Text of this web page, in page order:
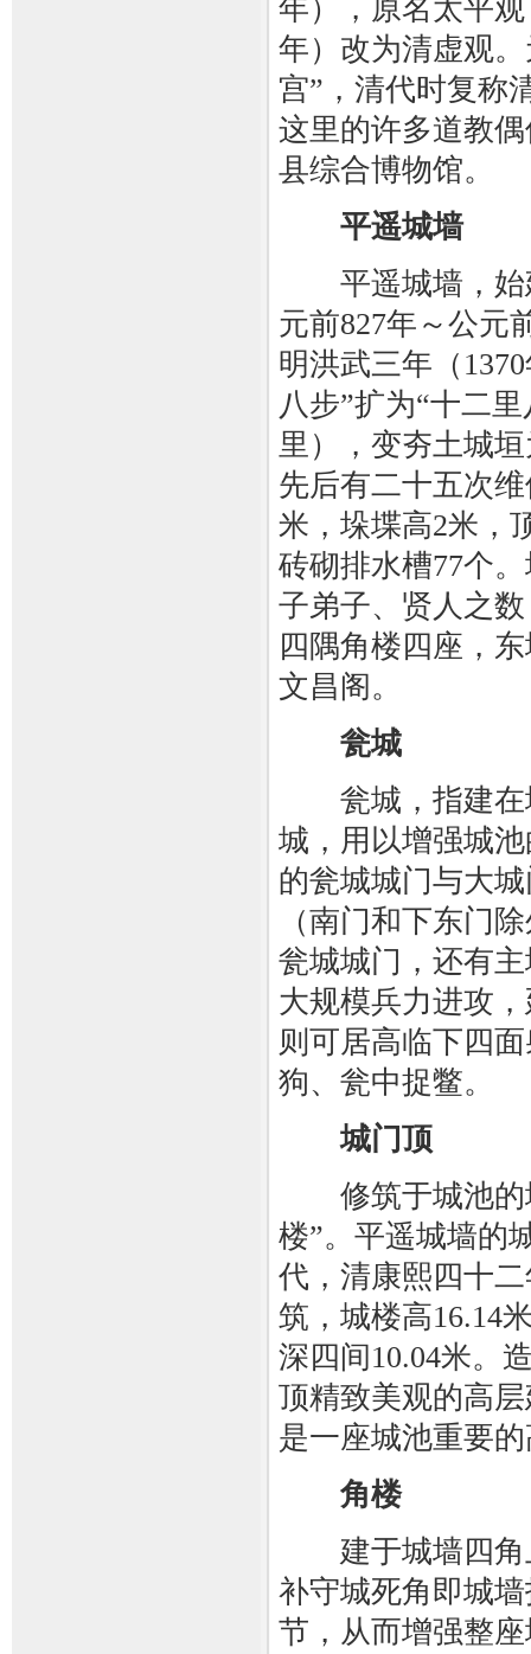
年），原名太平
年）改为清虚观
宫”，清代时复称
这里的许多道教
县综合博物馆。
平遥城墙
平遥城墙，始
元前827年～公元
明洪武三年（
八步”扩为“十二
里），变夯土城
先后有二十五次
米，垛堞高2米，
砖砌排水槽77个
子弟子、贤人之
四隅角楼四座，
文昌阁。
瓮城
瓮城，指建在
城，用以增强城
的瓮城城门与大
（南门和下东门
瓮城城门，还有
大规模兵力进攻
则可居高临下四
狗、瓮中捉鳖。
城门顶
修筑于城池的
楼”。平遥城墙的
代，清康熙四十
筑，城楼高16.14
深四间10.04米。
顶精致美观的高
是一座城池重要
角楼
建于城墙四角
补守城死角即城
节，从而增强整